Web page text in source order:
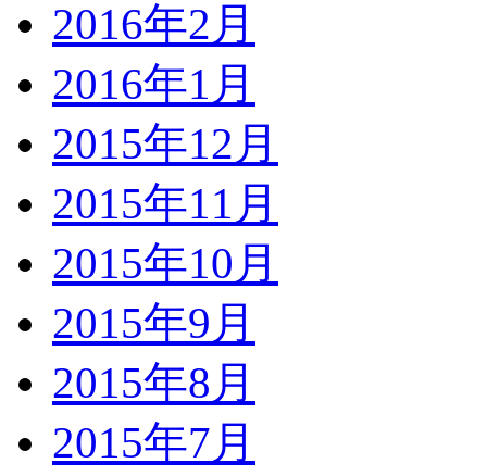
2016年2月
2016年1月
2015年12月
2015年11月
2015年10月
2015年9月
2015年8月
2015年7月